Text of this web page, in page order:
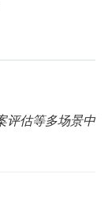
评估等多场景中